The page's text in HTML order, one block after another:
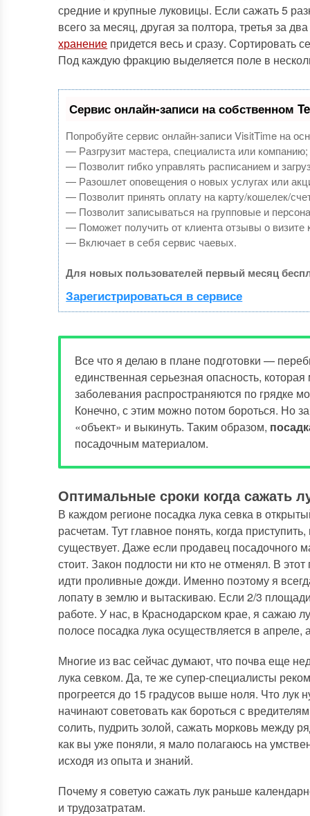
средние и крупные луковицы. Если сажать 5
всего за месяц, другая за полтора, третья за
хранение придется весь и сразу. Сортировать
Под каждую фракцию выделяется поле в
Сервис онлайн-записи на собственном
Попробуйте сервис онлайн-записи VisitTime на
— Разгрузит мастера, специалиста или компанию;
— Позволит гибко управлять расписанием и
— Разошлет оповещения о новых услугах или
— Позволит принять оплату на карту/кошелек/
— Позволит записываться на групповые и
— Поможет получить от клиента отзывы о визите
— Включает в себя сервис чаевых.
Для новых пользователей первый месяц
Зарегистрироваться в сервисе
Все что я делаю в плане подготовки —
единственная серьезная опасность,
заболевания распространяются по грядке
Конечно, с этим можно потом бороться. Но
«объект» и выкинуть. Таким образом,
посадочным материалом.
Оптимальные сроки когда сажать
В каждом регионе посадка лука севка в
расчетам. Тут главное понять, когда
существует. Даже если продавец посадочного
стоит. Закон подлости ни кто не отменял. В
идти проливные дожди. Именно поэтому я
лопату в землю и вытаскиваю. Если 2/3
работе. У нас, в Краснодарском крае, я сажаю
полосе посадка лука осуществляется в
Многие из вас сейчас думают, что почва еще
лука севком. Да, те же супер-специалисты
прогреется до 15 градусов выше ноля. Что лук
начинают советовать как бороться с
солить, пудрить золой, сажать морковь между
как вы уже поняли, я мало полагаюсь на
исходя из опыта и знаний.
Почему я советую сажать лук раньше
и трудозатратам.